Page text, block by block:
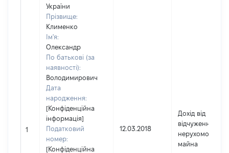
1
України
Прізвище:
Клименко
Ім'я:
Олександр
По батькові (за
наявності):
Володимирович
Дата
народження:
[Конфіденційна
інформація]
Податковий
номер:
[Конфіденційна
12.03.2018
Дохід від
відчуження
нерухомого
майна